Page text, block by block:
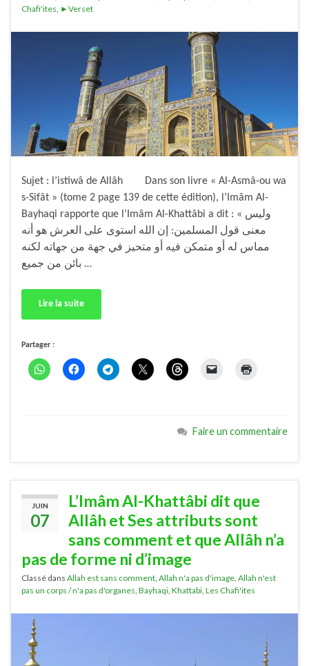
Chafi'ites ►Verset
Sujet : l’istiwâ de Allâh Dans son livre « Al-Asmâ-ou wa
s-Sifât » (tome 2 page 139 de cette édition), l’Imâm Al-
Bayhaqi rapporte que l’Imâm Al-Khattâbi a dit : « وليس
معنى قول المسلمين: إن الله استوى على العرش هو أنه
مماس له أو متمكن فيه أو متحيز في جهة من جهاته لكنه
بائن من جميع …
Lire la suite
Partager :
Faire un commentaire
JUIN
07
L’Imâm Al-Khattâbi dit que
Allâh et Ses attributs sont
sans comment et que Allâh n’a
pas de forme ni d’image
Classé dans Allah est sans comment, Allah n'a pas d'image, Allah n'est
pas un corps / n'a pas d'organes, Bayhaqi, Khattabi, Les Chafi'ites